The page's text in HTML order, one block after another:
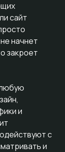
сайт
начнет
закроет
и
с
и